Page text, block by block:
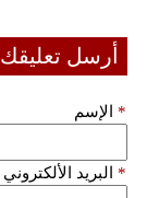
أرسل تعليقك
الإسم *
البريد الألكتروني *